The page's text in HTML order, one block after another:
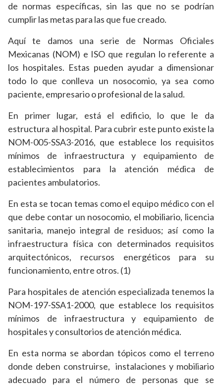
de normas específicas, sin las que no se podrían
cumplir las metas para las que fue creado.
Aquí te damos una serie de Normas Oficiales
Mexicanas (NOM) e ISO que regulan lo referente a
los hospitales. Estas pueden ayudar a dimensionar
todo lo que conlleva un nosocomio, ya sea como
paciente, empresario o profesional de la salud.
En primer lugar, está el edificio, lo que le da
estructura al hospital. Para cubrir este punto existe la
NOM-005-SSA3-2016, que establece los requisitos
mínimos de infraestructura y equipamiento de
establecimientos para la atención médica de
pacientes ambulatorios.
En esta se tocan temas como el equipo médico con el
que debe contar un nosocomio, el mobiliario, licencia
sanitaria, manejo integral de residuos; así como la
infraestructura física con determinados requisitos
arquitectónicos, recursos energéticos para su
funcionamiento, entre otros. (1)
Para hospitales de atención especializada tenemos la
NOM-197-SSA1-2000, que establece los requisitos
mínimos de infraestructura y equipamiento de
hospitales y consultorios de atención médica.
En esta norma se abordan tópicos como el terreno
donde deben construirse, instalaciones y mobiliario
adecuado para el número de personas que se